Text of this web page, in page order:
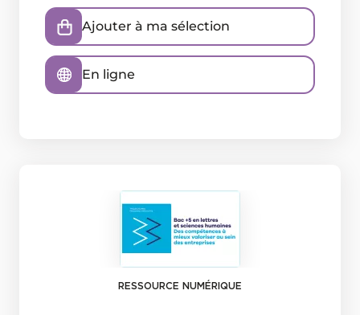
Ajouter à ma sélection
En ligne
RESSOURCE NUMÉRIQUE